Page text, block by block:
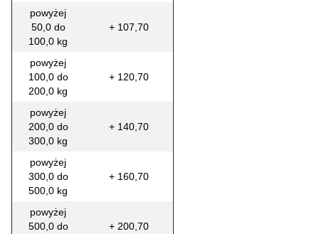
powyżej
50,0 do
100,0 kg
+ 107,70
powyżej
100,0 do
200,0 kg
+ 120,70
powyżej
200,0 do
300,0 kg
+ 140,70
powyżej
300,0 do
500,0 kg
+ 160,70
powyżej
500,0 do
+ 200,70